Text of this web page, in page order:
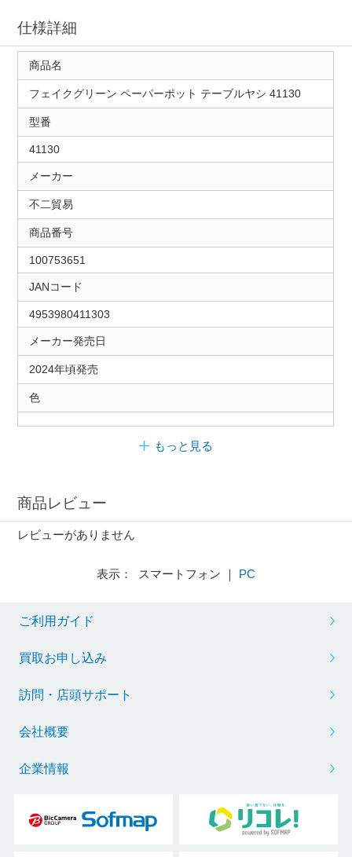
仕様詳細
商品名
フェイクグリーン ペーパーポット テーブルヤシ 41130
型番
41130
メーカー
不二貿易
商品番号
100753651
JANコード
4953980411303
メーカー発売日
2024年頃発売
色
もっと見る
商品レビュー
レビューがありません
表示： スマートフォン ｜ PC
ご利用ガイド
買取お申し込み
訪問・店頭サポート
会社概要
企業情報